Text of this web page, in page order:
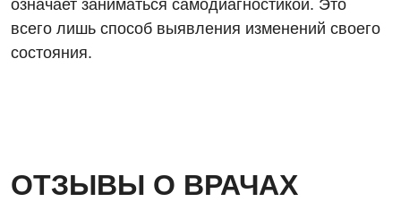
означает заниматься самодиагностикой. Это
всего лишь способ выявления изменений своего
состояния.
ОТЗЫВЫ О ВРАЧАХ